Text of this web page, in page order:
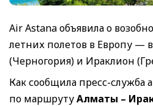
Air Astana объявила о
летних полетов в Европу —
(Черногория) и Ираклион
Как сообщила пресс-служба
по маршрутуАлматы –